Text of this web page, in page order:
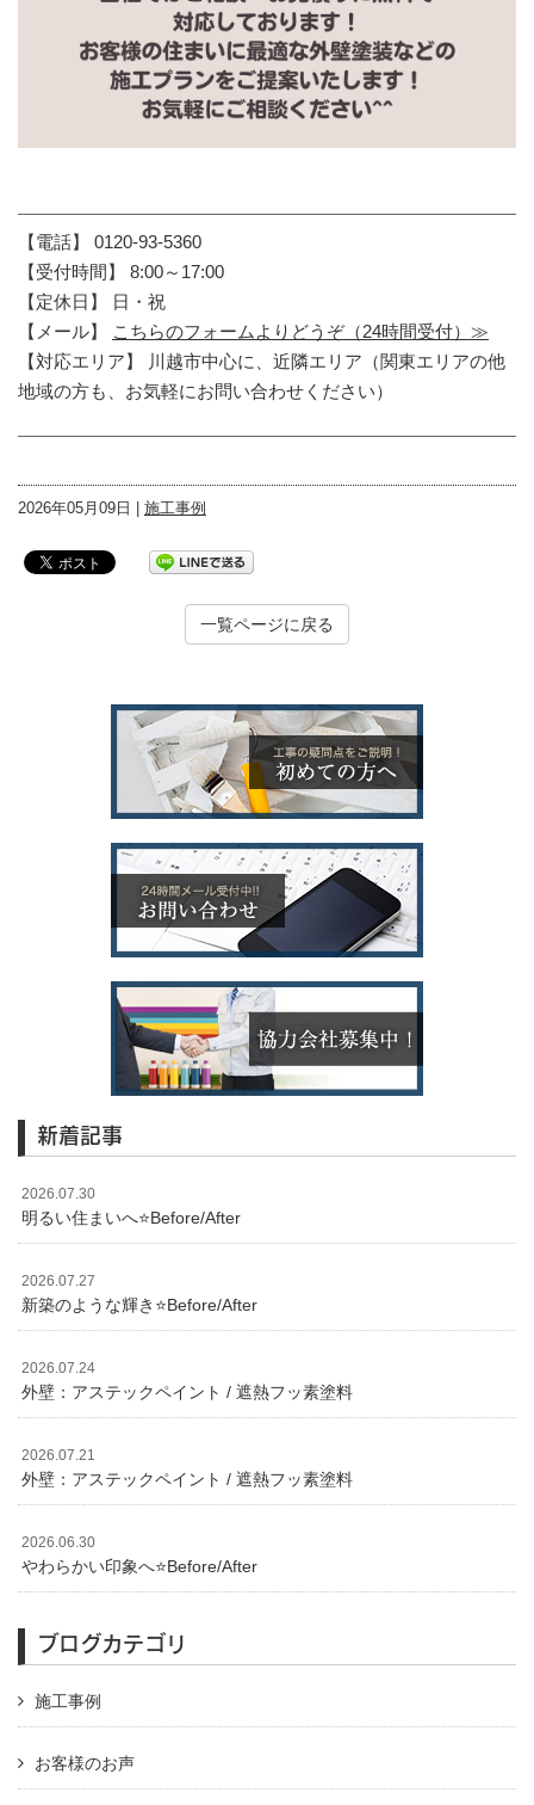
【電話】 0120-93-5360
【受付時間】 8:00～17:00
【定休日】 日・祝
【メール】
こちらのフォームよりどうぞ（24時間受付）≫
【対応エリア】 川越市中心に、近隣エリア（関東エリアの他
地域の方も、お気軽にお問い合わせください）
2026年05月09日 | 施工事例
一覧ページに戻る
新着記事
2026.07.30
明るい住まいへ⭐️Before/After
2026.07.27
新築のような輝き⭐️Before/After
2026.07.24
外壁：アステックペイント / 遮熱フッ素塗料
2026.07.21
外壁：アステックペイント / 遮熱フッ素塗料
2026.06.30
やわらかい印象へ⭐️Before/After
ブログカテゴリ
施工事例
お客様のお声